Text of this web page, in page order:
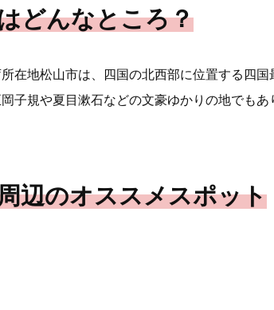
どんなところ？
在地松山市は、四国の北西部に位置する四
子規や夏目漱石などの文豪ゆかりの地でも
辺のオススメスポット